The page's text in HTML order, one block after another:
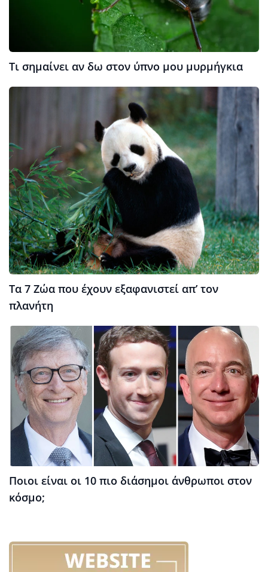
Τι σημαίνει αν δω στον ύπνο μου μυρμήγκια
Τα 7 Ζώα που έχουν εξαφανιστεί απ’ τον
πλανήτη
Ποιοι είναι οι 10 πιο διάσημοι άνθρωποι στον
κόσμο;